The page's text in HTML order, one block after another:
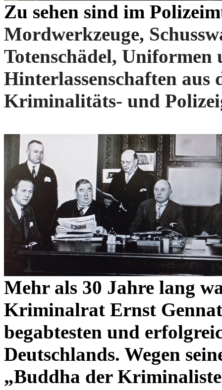
Zu sehen sind im
Mordwerkzeuge,
Totenschädel, Uniformen
Hinterlassenschaften aus
Kriminalitäts- und
Mehr als 30 Jahre lang
Kriminalrat Ernst
begabtesten und
Deutschlands. Wegen
„Buddha der